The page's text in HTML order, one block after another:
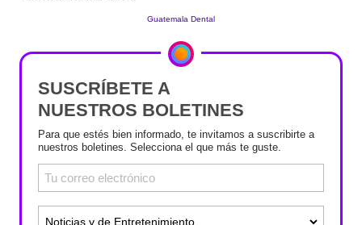
SUSCRÍBETE A
NUESTROS BOLETINES
Para que estés bien informado, te invitamos a suscribirte a
nuestros boletines. Selecciona el que más te guste.